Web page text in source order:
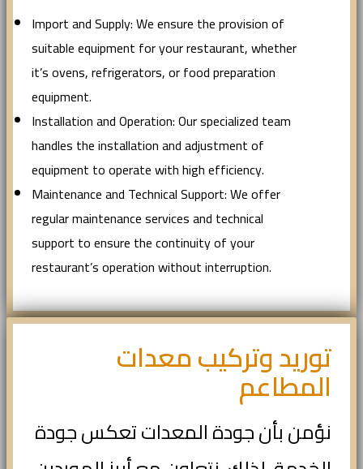
Import and Supply: We ensure the provision of
suitable equipment for your restaurant, whether
it’s ovens, refrigerators, or food preparation
equipment.
Installation and Operation: Our specialized team
handles the installation and adjustment of
equipment to operate with high efficiency.
Maintenance and Technical Support: We offer
regular maintenance services and technical
support to ensure the continuity of your
restaurant’s operation without interruption.
توريد وتركيب معدات
المطاعم
نؤمن بأن جودة المعدات تعكس جودة